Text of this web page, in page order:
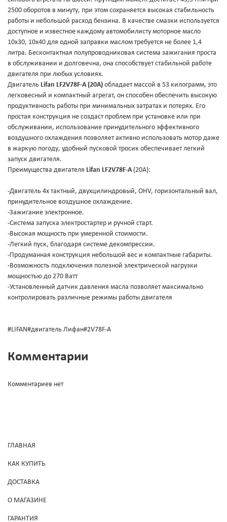
2500 оборотов в минуту, при этом сохраняется высокая стабильность
работы и небольшой расход бензина. В качестве смазки используется
доступное и известное каждому автомобилисту моторное масло
10х30, 10х40 для одной заправки маслом требуется не более 1,4
литра. Бесконтактная полупроводниковая система зажигания проста
в обслуживании и долговечна, она способствует стабильной работе
двигателя при любых условиях.
Двигатель Lifan LF2V78F-А (20А) обладает массой в 53 килограмм, это
легковесный и компактный агрегат, он способен обеспечить высокую
продуктивность работы при минимальных затратах и потерях. Его
простая конструкция не создаст проблем при установке или при
обслуживании, использование принудительного эффективного
воздушного охлаждения позволяет активно использовать мотор даже
в жаркую погоду, удобный пусковой тросик обеспечивает легкий
запуск двигателя.
Преимущества двигателя Lifan LF2V78F-А(20А):
-Двигатель 4х тактный, двухцилиндровый, OHV, горизонтальный вал,
принудительное воздушное охлаждение.
-Зажигание электронное.
-Система запуска электростартер и ручной старт.
-Высокая мощность при умеренной стоимости.
-Легкий пуск, благодаря системе декомпрессии.
-Продуманная конструкция небольшой вес и компактные габариты.
-Возможность подключения полезной электрической нагрузки
мощностью до 270 Ватт
-Установленный датчик давления масла позволяет максимально
контролировать различные режимы работы двигателя
#LIFAN#двигатель Лифан#2V78F-А
Комментарии
Комментариев нет
ГЛАВНАЯ
КАК КУПИТЬ
ДОСТАВКА
О МАГАЗИНЕ
ГАРАНТИЯ